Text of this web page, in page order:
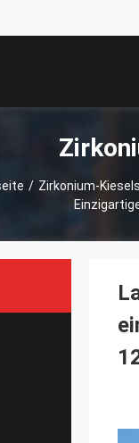
/ Zirkonium-